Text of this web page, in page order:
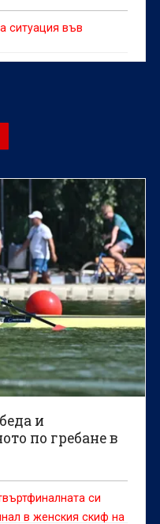
ситуация във
и
по гребане в
си
в женския скиф на